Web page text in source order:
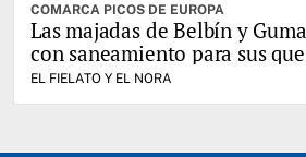
COMARCA PICOS DE EUROPA
Las majadas de Belbín y
con saneamiento para sus
EL FIELATO Y EL NORA